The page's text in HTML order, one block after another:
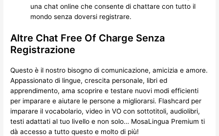
una chat online che consente di chattare con tutto il
mondo senza doversi registrare.
Altre Chat Free Of Charge Senza
Registrazione
Questo è il nostro bisogno di comunicazione, amicizia e amore.
Appassionato di lingue, crescita personale, libri ed
apprendimento, ama scoprire e testare nuovi modi efficienti
per imparare e aiutare le persone a migliorarsi. Flashcard per
imparare il vocabolario, video in VO con sottotitoli, audiolibri,
testi adattati al tuo livello e non solo… MosaLingua Premium ti
dà accesso a tutto questo e molto di più!